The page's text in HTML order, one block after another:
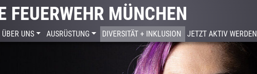
FEUERWEHR MÜNCHEN
ÜBER UNS AUSRÜSTUNG DIVERSITÄT + INKLUSION(CURRENT)
JETZT AKTIV WERDEN